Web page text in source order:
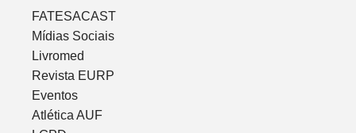
FATESACAST
Mídias Sociais
Livromed
Revista EURP
Eventos
Atlética AUF